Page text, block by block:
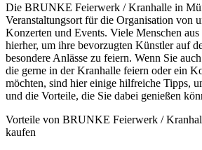
Die BRUNKE Feierwerk / Kranhalle in
Veranstaltungsort für die Organisation von
Konzerten und Events. Viele Menschen
hierher, um ihre bevorzugten Künstler auf
besondere Anlässe zu feiern. Wenn Sie
die gerne in der Kranhalle feiern oder ein
möchten, sind hier einige hilfreiche Tipps,
und die Vorteile, die Sie dabei genießen
Vorteile von BRUNKE Feierwerk /
kaufen